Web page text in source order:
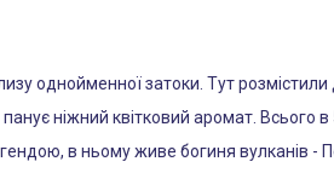
однойменної затоки. Тут розмістили
ніжний квітковий аромат. Всього
в ньому живе богиня вулканів -